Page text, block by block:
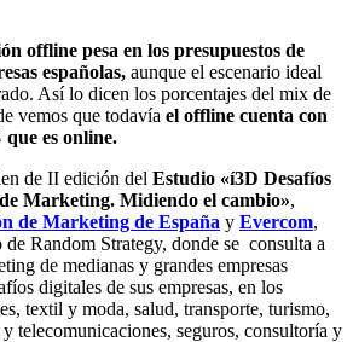
offline pesa en los presupuestos de
españolas, aunque el escenario ideal
Así lo dicen los porcentajes del mix de
vemos que todavía el offline cuenta con
es online.
de II edición del Estudio «í3D Desafíos
Marketing. Midiendo el cambio»,
de Marketing de España y Evercom,
Random Strategy, donde se consulta a
de medianas y grandes empresas
digitales de sus empresas, en los
textil y moda, salud, transporte, turismo,
telecomunicaciones, seguros, consultoría y